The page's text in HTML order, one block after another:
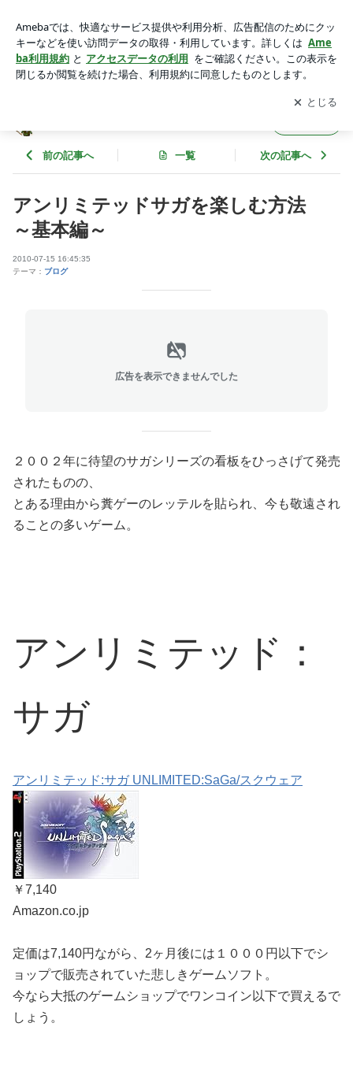
アプリをダウンロードして ブログの更新通知
を受け取りまし
ょう。
開く
前の記事へ 一覧 次の記事へ
アンリミテッドサガを楽しむ方法
～基本編～
2010-07-15 16:45:35
テーマ： ブログ
広告を表示できませんでした
２００２年に待望のサガシリーズの看板をひっさげて発売
されたものの、
とある理由から糞ゲーのレッテルを貼られ、今も敬遠され
ることの多いゲーム。
アンリミテッド：
サガ
アンリミテッド:サガ UNLIMITED:SaGa/スクウェア
￥7,140
Amazon.co.jp
定価は7,140円ながら、2ヶ月後には１０００円以下でシ
ョップで販売されていた悲しきゲームソフト。
今なら大抵のゲームショップでワンコイン以下で買えるで
しょう。